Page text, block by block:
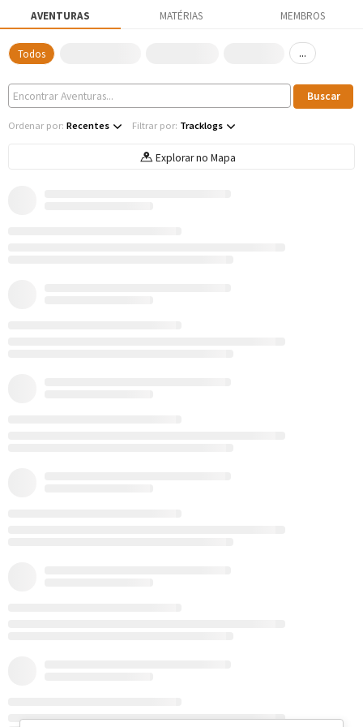
AVENTURAS MATÉRIAS MEMBROS
Todos ...
Ordenar por: Recentes Filtrar por: Tracklogs
Explorar no Mapa